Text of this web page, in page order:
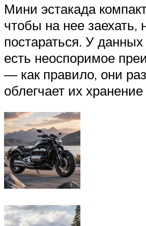
Мини эстакада
чтобы на нее заехать,
постараться. У данных
есть неоспоримое
— как правило, они
облегчает их